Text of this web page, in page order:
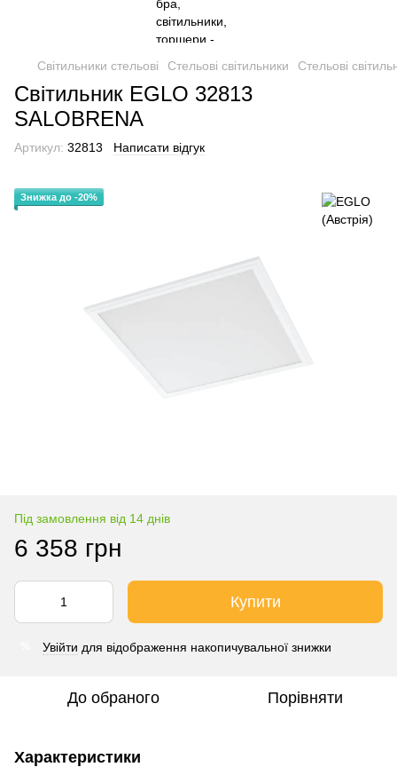
Світильники стельові Стельові світильники Стельові
Світильник EGLO 32813
SALOBRENA
Артикул: 32813 Написати відгук
Знижка до -20%
Під замовлення від 14 днів
6 358 грн
Купити
Увійти для відображення накопичувальної знижки
До обраного Порівняти
Характеристики